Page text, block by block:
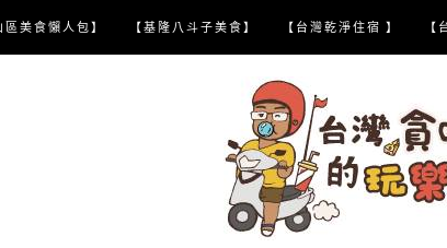
區美食懶人包】 【基隆八斗子美食】 【台灣乾淨住宿 】 【